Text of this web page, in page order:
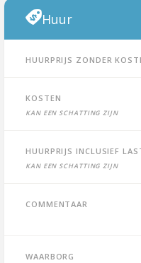
Huur
Huurprijs zonder
Kosten
Kan een schatting zijn
Huurprijs inclusief
Kan een schatting zijn
Commentaar
Waarborg